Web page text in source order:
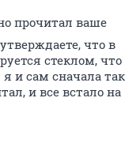
прочитал ваше
что в
стеклом, что
и сам сначала так
и все встало на